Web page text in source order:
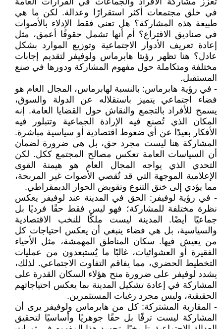
في خلق مجتمعات أكثر استقرارًا وعدالة. لكن ما هي
طبيعة هذه المشاركة؟ هل تعني فقط الإدلاء بالأصوات
في صناديق الاقتراع؟ أم أنها تشمل حقوقًا أعمق، مثل
إعادة تعريف الأدوار الاجتماعية وتوزيع الموارد بشكل
عادل؟ هنا تظهر رؤيتا هابرماس ولوفيفر لتقديم إجابات
مختلفة ومتكاملة حول مفهوم المشاركة ودورها في صنع
المستقبل.
- في رؤية هابرماس: بالنسبة لهابرماس، المجال العام هو
فضاء اجتماعي يتميز باستقلاله عن الدولة والسوق،
يسمح للأفراد بالتجمع والنقاش حول القضايا العامة. إنه
المكان الذي تُصنع فيه الإرادة الجماعية وتتبلور فيه
الأفكار بعيدًا عن أي ضغوط اقتصادية أو سياسية مباشرة.
المشاركة هنا ليست مجرد حق، بل هي ضرورة لضمان
أن السياسات العامة تعكس مصالح المجتمع ككل. لكن
التحدي الذي يواجه المجال العام هو هيمنة القوى
الإعلامية الموجهة التي قد تُقصي الأصوات غير المربحة،
مما يؤدي إلى خنق التنوع وتقويض الحوار الديمقراطي.
- في رؤية لوفيفر: الحق في المدينة عند لوفيفر يعكس
نظرة مختلفة للمشاركة؛ فهو ليس فقط حقًا فرديًا بل
جماعيًا أيضًا. المدينة ليست ملكًا للنخب الاقتصادية
والسياسية، بل هي فضاء ينبغي أن يعكس احتياجات كل
من يعيش فيها. سكان المناطق المهمشة، مثل الأحياء
الفقيرة أو العشوائيات، غالبًا ما يُستبعدون من عمليات
التخطيط الحضري، مما يفاقم التفاوت الاجتماعي. لذلك،
يشدد لوفيفر على ضرورة منح هؤلاء السكان القدرة على
المشاركة في إعادة تشكيل المدينة بما يعكس احتياجاتهم
الحقيقية، وليس مجرد رغبات المستثمرين.
- المقاربة المشتركة: كل من هابرماس ولوفيفر يرى أن
المشاركة ليست ترفًا بل حقًا جوهريًا وأساسيًا لتحقيق